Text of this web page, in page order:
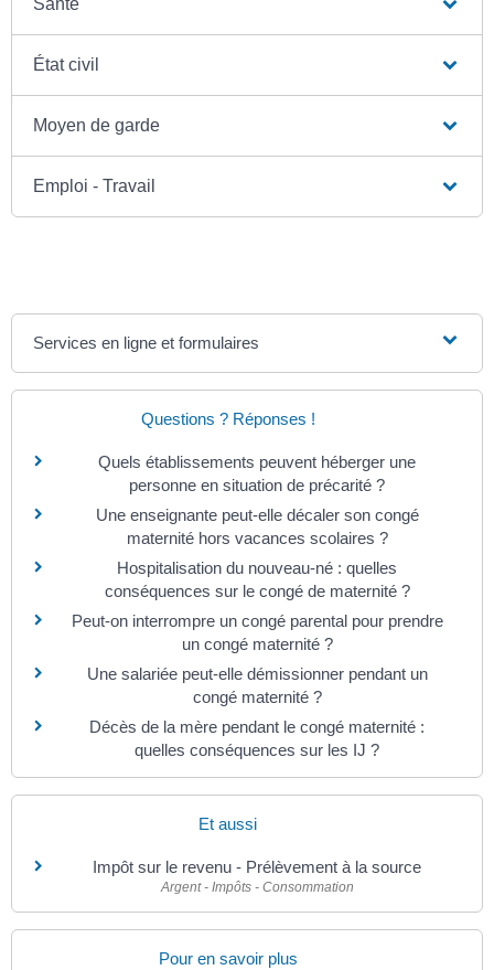
Santé
État civil
Moyen de garde
Emploi - Travail
Services en ligne et formulaires
Questions ? Réponses !
Quels établissements peuvent héberger une
personne en situation de précarité ?
Une enseignante peut-elle décaler son congé
maternité hors vacances scolaires ?
Hospitalisation du nouveau-né : quelles
conséquences sur le congé de maternité ?
Peut-on interrompre un congé parental pour prendre
un congé maternité ?
Une salariée peut-elle démissionner pendant un
congé maternité ?
Décès de la mère pendant le congé maternité :
quelles conséquences sur les IJ ?
Et aussi
Impôt sur le revenu - Prélèvement à la source
Argent - Impôts - Consommation
Pour en savoir plus